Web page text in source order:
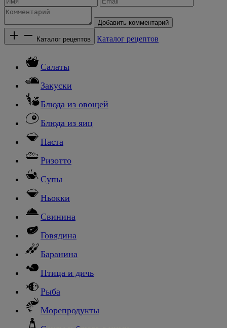
Добавить комментарий
Каталог рецептов Каталог рецептов
Салаты
Закуски
Блюда из овощей
Блюда из яиц
Паста
Ризотто
Супы
Ньокки
Свинина
Говядина
Баранина
Птица и дичь
Рыба
Морепродукты